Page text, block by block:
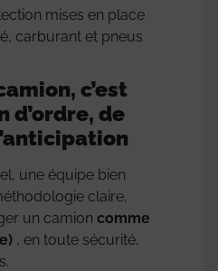
mises en place
carburant et pneus
c’est
d’ordre, de
une équipe bien
claire,
un camioncomme
, en toute sécurité,